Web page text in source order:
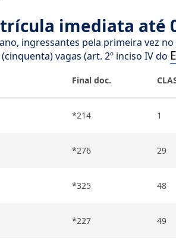
imediata até
ingressantes pela primeira vez
vagas (art. 2º inciso IV do
Final doc.
*214 1
*276 29
*325 48
*227 49